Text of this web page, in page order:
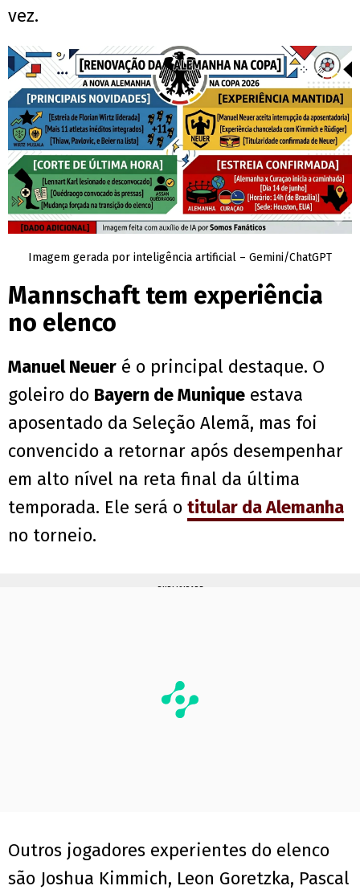
vez.
Imagem gerada por inteligência artificial – Gemini/ChatGPT
Mannschaft tem experiência
no elenco
Manuel Neuer é o principal destaque. O
goleiro do Bayern de Munique estava
aposentado da Seleção Alemã, mas foi
convencido a retornar após desempenhar
em alto nível na reta final da última
temporada. Ele será o titular da Alemanha
no torneio.
PUBLICIDADE
Outros jogadores experientes do elenco
são Joshua Kimmich, Leon Goretzka, Pascal